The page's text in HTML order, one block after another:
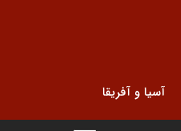
آسیا و آفریقا